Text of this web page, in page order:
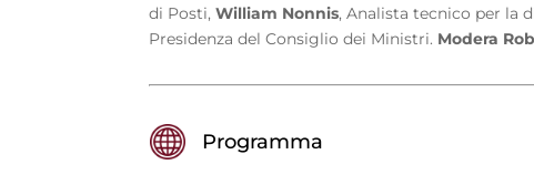
di Posti,William Nonnis, Analista tecnico per la
Presidenza del Consiglio dei Ministri. Modera
Programma